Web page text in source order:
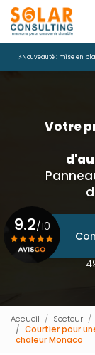
Aller
au
contenu
principal
⚡Nouveauté : mise en
Votre
9.2/10
Accueil Secteur
Courtier pour
chaleur Monaco